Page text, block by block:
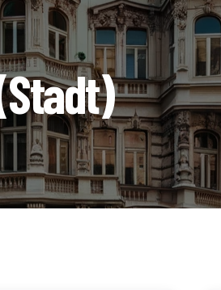
5 Minuten Lesezeit